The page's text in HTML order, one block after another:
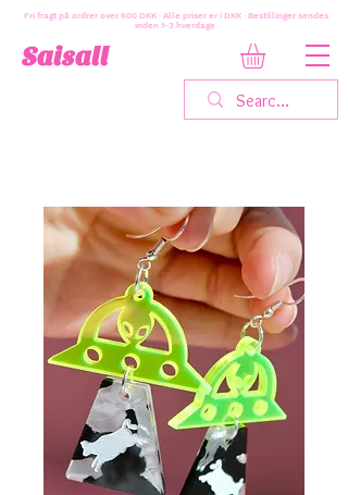
Saisall
Fri fragt på ordrer over 600 DKK · Alle priser er i DKK · Bestillinger sendes
inden 1-3 hverdage